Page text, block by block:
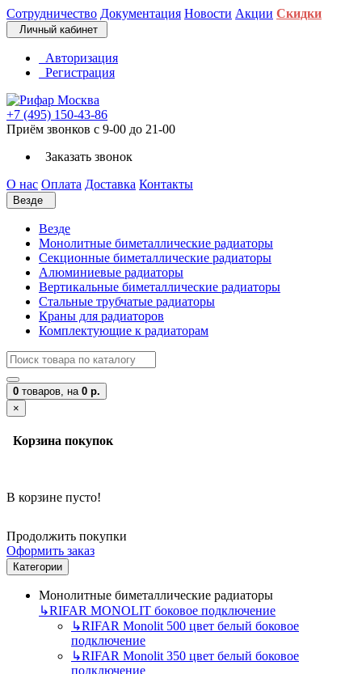
Сотрудничество Документация Новости Акции Скидки
Личный кабинет
Авторизация
Регистрация
+7 (495) 150-43-86
Приём звонков с 9-00 до 21-00
Заказать звонок
О нас Оплата Доставка Контакты
Везде
Везде
Монолитные биметаллические радиаторы
Секционные биметаллические радиаторы
Алюминиевые радиаторы
Вертикальные биметаллические радиаторы
Стальные трубчатые радиаторы
Краны для радиаторов
Комплектующие к радиаторам
0 товаров, на 0 р.
×
Корзина покупок
В корзине пусто!
Продолжить покупки
Оформить заказ
Категории
Монолитные биметаллические радиаторы
↳RIFAR MONOLIT боковое подключение
↳RIFAR Monolit 500 цвет белый боковое
подключение
↳RIFAR Monolit 350 цвет белый боковое
подключение